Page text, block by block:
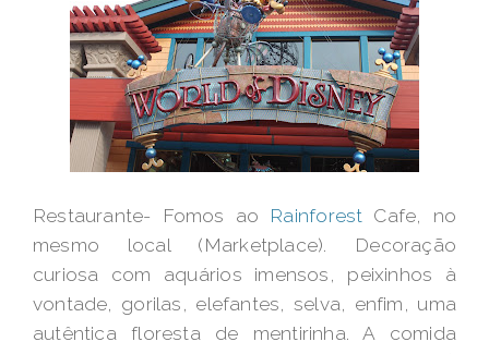
Restaurante- Fomos ao Rainforest Cafe, no
mesmo local (Marketplace). Decoração
curiosa com aquários imensos, peixinhos à
vontade, gorilas, elefantes, selva, enfim, uma
autêntica floresta de mentirinha. A comida